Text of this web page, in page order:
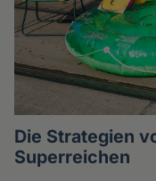
Die Strategien
Superreichen